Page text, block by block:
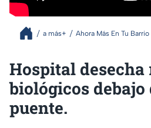
a más+ Ahora Más En Tu Barrio
Hospital desecha
biológicos debajo
puente.